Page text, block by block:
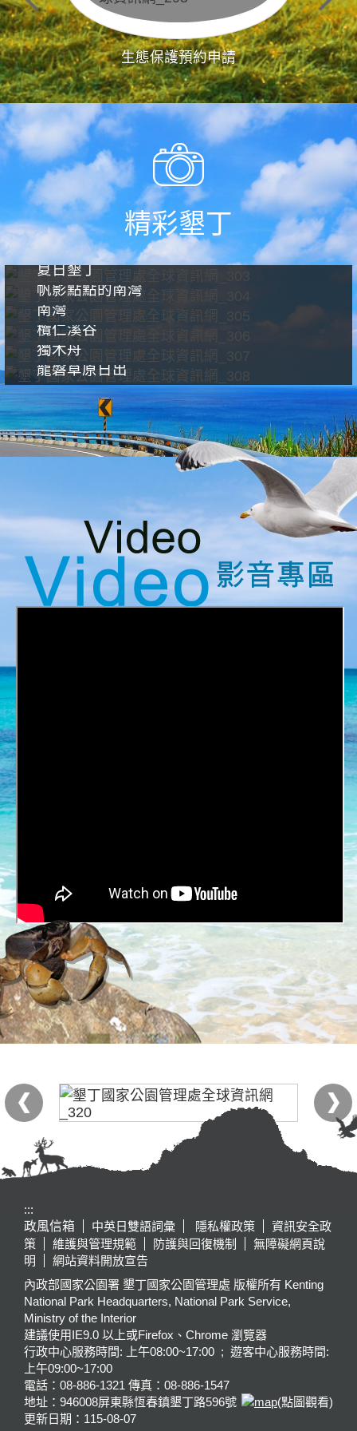
生態保護預約申請
精彩墾丁
夏日墾丁
帆影點點的南灣
南灣
欖仁溪谷
獨木舟
龍磐草原日出
:::
政風信箱
中英日雙語詞彙 隱私權政策
資訊安全政
策
維護與管理規範 防護與回復機制
無障礙網頁說
明
網站資料開放宣告
內政部國家公園署 墾丁國家公園管理處 版權所有 Kenting
National Park Headquarters, National Park Service,
Ministry of the Interior
建議使用IE9.0 以上或Firefox、Chrome 瀏覽器
行政中心服務時間: 上午08:00~17:00 ; 遊客中心服務時間:
上午09:00~17:00
電話：08-886-1321 傳真：08-886-1547
地址：946008屏東縣恆春鎮墾丁路596號
(點圖觀看)
更新日期： 115-08-07